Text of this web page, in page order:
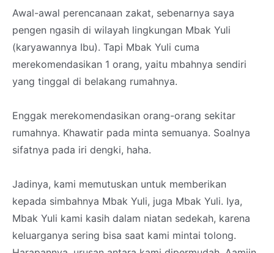
Awal-awal perencanaan zakat, sebenarnya saya
pengen ngasih di wilayah lingkungan Mbak Yuli
(karyawannya Ibu). Tapi Mbak Yuli cuma
merekomendasikan 1 orang, yaitu mbahnya sendiri
yang tinggal di belakang rumahnya.
Enggak merekomendasikan orang-orang sekitar
rumahnya. Khawatir pada minta semuanya. Soalnya
sifatnya pada iri dengki, haha.
Jadinya, kami memutuskan untuk memberikan
kepada simbahnya Mbak Yuli, juga Mbak Yuli. Iya,
Mbak Yuli kami kasih dalam niatan sedekah, karena
keluarganya sering bisa saat kami mintai tolong.